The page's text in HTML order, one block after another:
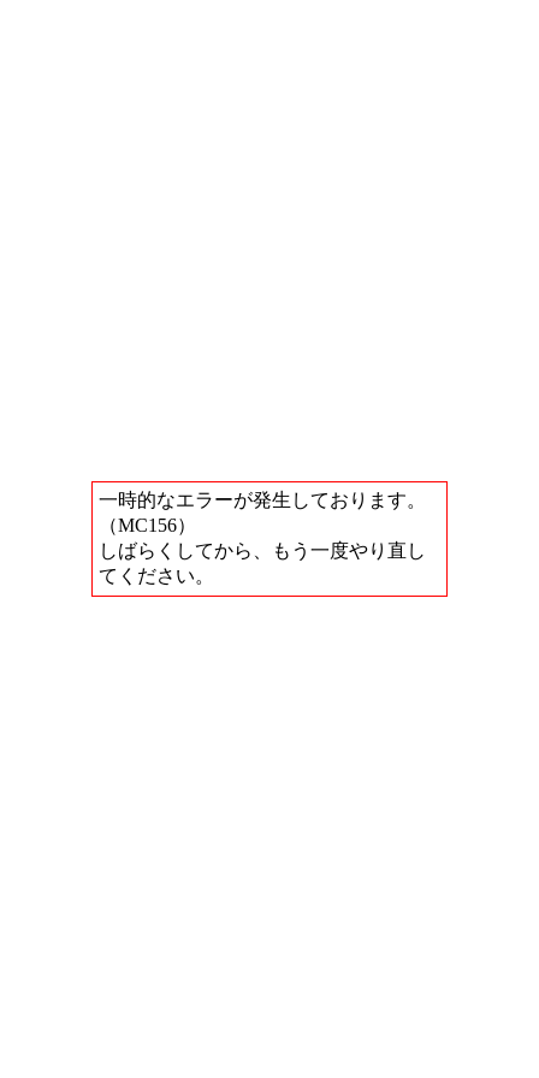
一時的なエラーが発生しております。
（MC156）
しばらくしてから、もう一度やり直し
てください。